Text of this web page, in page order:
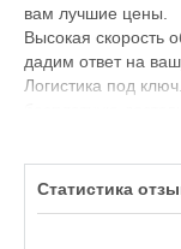
вам лучшие цены.
Высокая скорость
дадим ответ на
Логистика под
транспортных
гибкость и
Статистика